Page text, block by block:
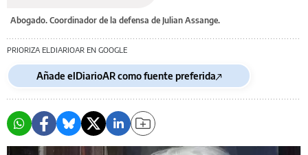
Abogado. Coordinador de la defensa de Julian Assange.
PRIORIZA ELDIARIOAR EN GOOGLE
Añade elDiarioAR como fuente preferida